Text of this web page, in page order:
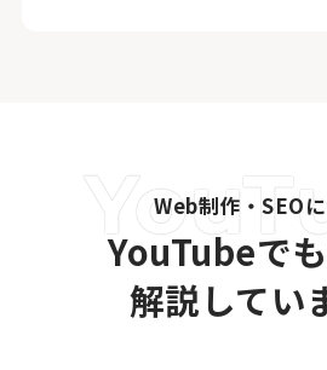
Web制作・SEO
YouTubeで
解説してい